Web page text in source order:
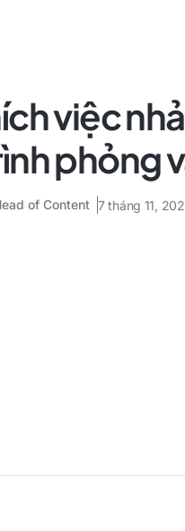
việc
phỏng
of Content 7 tháng 11,